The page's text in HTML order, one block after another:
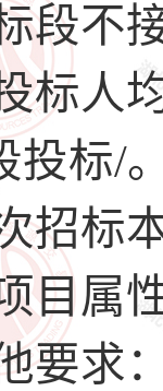
段不
标人
标/。
招标
目属
要求